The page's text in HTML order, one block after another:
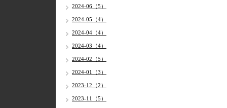
2024-06（5）
2024-05（4）
2024-04（4）
2024-03（4）
2024-02（5）
2024-01（3）
2023-12（2）
2023-11（5）